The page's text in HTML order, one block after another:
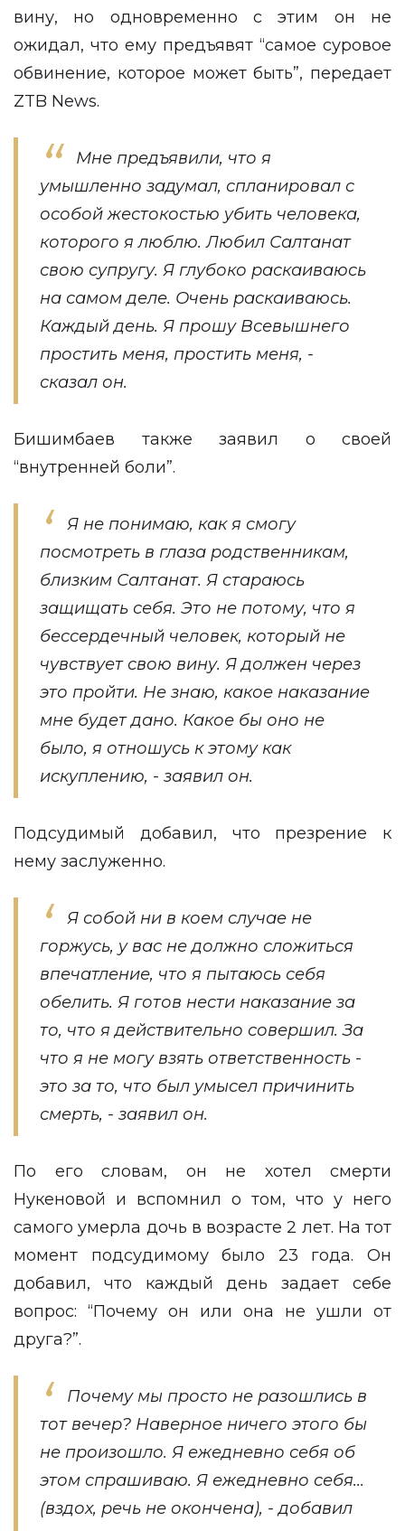
вину, но одновременно с этим он не
ожидал, что ему предъявят “самое суровое
обвинение, которое может быть”, передает
ZTB News.
Мне предъявили, что я
умышленно задумал, спланировал с
особой жестокостью убить человека,
которого я люблю. Любил Салтанат
свою супругу. Я глубоко раскаиваюсь
на самом деле. Очень раскаиваюсь.
Каждый день. Я прошу Всевышнего
простить меня, простить меня, -
сказал он.
Бишимбаев также заявил о своей
“внутренней боли”.
Я не понимаю, как я смогу
посмотреть в глаза родственникам,
близким Салтанат. Я стараюсь
защищать себя. Это не потому, что я
бессердечный человек, который не
чувствует свою вину. Я должен через
это пройти. Не знаю, какое наказание
мне будет дано. Какое бы оно не
было, я отношусь к этому как
искуплению, - заявил он.
Подсудимый добавил, что презрение к
нему заслуженно.
Я собой ни в коем случае не
горжусь, у вас не должно сложиться
впечатление, что я пытаюсь себя
обелить. Я готов нести наказание за
то, что я действительно совершил. За
что я не могу взять ответственность -
это за то, что был умысел причинить
смерть, - заявил он.
По его словам, он не хотел смерти
Нукеновой и вспомнил о том, что у него
самого умерла дочь в возрасте 2 лет. На тот
момент подсудимому было 23 года. Он
добавил, что каждый день задает себе
вопрос: “Почему он или она не ушли от
друга?”.
Почему мы просто не разошлись в
тот вечер? Наверное ничего этого бы
не произошло. Я ежедневно себя об
этом спрашиваю. Я ежедневно себя...
(вздох, речь не окончена), - добавил